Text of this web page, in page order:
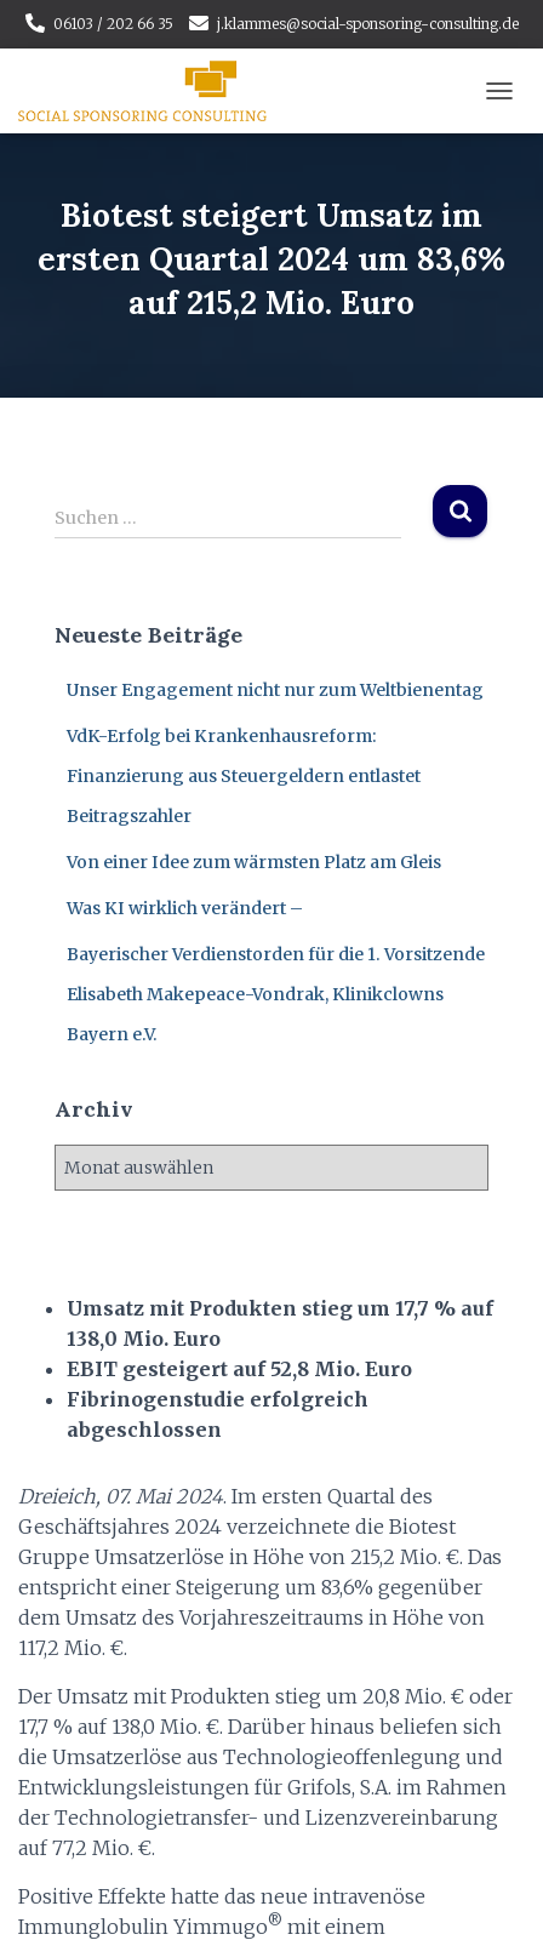
06103 / 202 66 35 j.klammes@social-sponsoring-consulting.de
A
T
I
Biotest steigert Umsatz im
ersten Quartal 2024 um 83,6%
auf 215,2 Mio. Euro
S
u
n
Suchen …
Neueste Beiträge
Unser Engagement nicht nur zum Weltbienentag
VdK-Erfolg bei Krankenhausreform:
Finanzierung aus Steuergeldern entlastet
Beitragszahler
Von einer Idee zum wärmsten Platz am Gleis
Was KI wirklich verändert –
Bayerischer Verdienstorden für die 1. Vorsitzende
Elisabeth Makepeace-Vondrak, Klinikclowns
Bayern e.V.
Archiv
Umsatz mit Produkten stieg um 17,7 % auf
138,0 Mio. Euro
EBIT gesteigert auf 52,8 Mio. Euro
Fibrinogenstudie erfolgreich
abgeschlossen
Dreieich, 07. Mai 2024. Im ersten Quartal des
Geschäftsjahres 2024 verzeichnete die Biotest
Gruppe Umsatzerlöse in Höhe von 215,2 Mio. €. Das
entspricht einer Steigerung um 83,6% gegenüber
dem Umsatz des Vorjahreszeitraums in Höhe von
117,2 Mio. €.
Der Umsatz mit Produkten stieg um 20,8 Mio. € oder
17,7 % auf 138,0 Mio. €. Darüber hinaus beliefen sich
die Umsatzerlöse aus Technologieoffenlegung und
Entwicklungsleistungen für Grifols, S.A. im Rahmen
der Technologietransfer- und Lizenzvereinbarung
auf 77,2 Mio. €.
Positive Effekte hatte das neue intravenöse
Immunglobulin Yimmugo® mit einem